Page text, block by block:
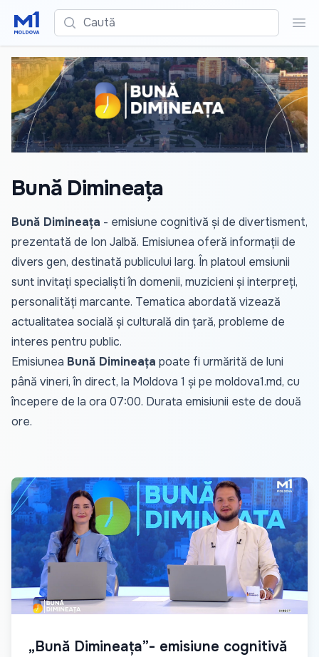
Caută
Bună Dimineața
Bună Dimineața - emisiune cognitivă și de divertisment,
prezentată de Ion Jalbă. Emisiunea oferă informații de
divers gen, destinată publicului larg. În platoul emsiunii
sunt invitați specialiști în domenii, muzicieni și interpreți,
personalități marcante. Tematica abordată vizează
actualitatea socială și culturală din țară, probleme de
interes pentru public.
Emisiunea Bună Dimineața poate fi urmărită de luni
până vineri, în direct, la Moldova 1 și pe moldova1.md, cu
începere de la ora 07:00. Durata emisiunii este de două
ore.
„Bună Dimineața”- emisiune cognitivă